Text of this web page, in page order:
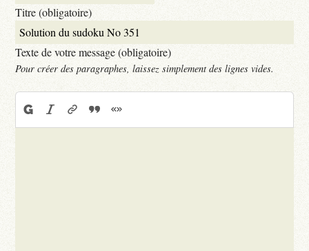
Titre (obligatoire)
Texte de votre message (obligatoire)
Pour créer des paragraphes, laissez simplement des lignes vides.